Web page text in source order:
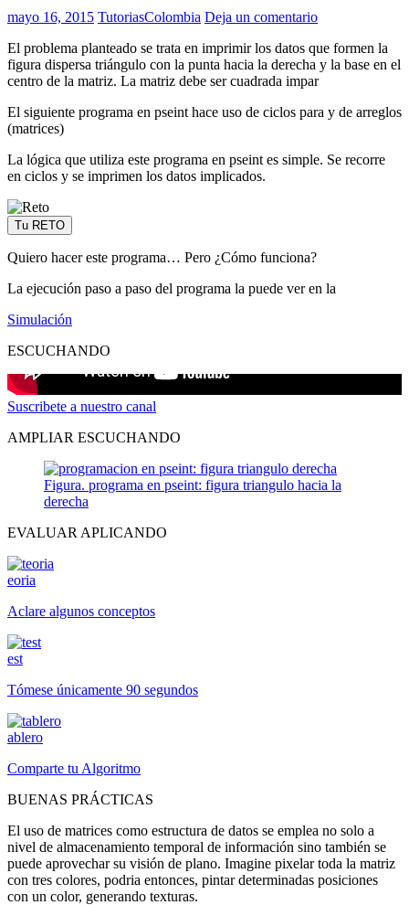
mayo 16, 2015 TutoriasColombia Deja un comentario
El problema planteado se trata en imprimir los datos que formen la
figura dispersa triángulo con la punta hacia la derecha y la base en el
centro de la matriz. La matriz debe ser cuadrada impar
El siguiente programa en pseint hace uso de ciclos para y de arreglos
(matrices)
La lógica que utiliza este programa en pseint es simple. Se recorre
en ciclos y se imprimen los datos implicados.
Tu RETO
Quiero hacer este programa… Pero ¿Cómo funciona?
La ejecución paso a paso del programa la puede ver en la
Simulación
ESCUCHANDO
Suscribete a nuestro canal
AMPLIAR ESCUCHANDO
Figura. programa en pseint: figura triangulo hacia la
derecha
EVALUAR APLICANDO
eoria
Aclare algunos conceptos
est
Tómese únicamente 90 segundos
ablero
Comparte tu Algoritmo
BUENAS PRÁCTICAS
El uso de matrices como estructura de datos se emplea no solo a
nivel de almacenamiento temporal de información sino también se
puede aprovechar su visión de plano. Imagine pixelar toda la matriz
con tres colores, podria entonces, pintar determinadas posiciones
con un color, generando texturas.